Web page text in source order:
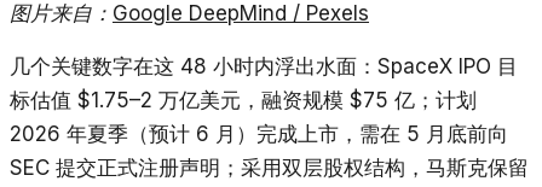
图片来自： Google DeepMind / Pexels
几个关键数字在这 48 小时内浮出水面：SpaceX IPO 目
标估值 $1.75–2 万亿美元，融资规模 $75 亿；计划
2026 年夏季（预计 6 月）完成上市，需在 5 月底前向
SEC 提交正式注册声明；采用双层股权结构，马斯克保留